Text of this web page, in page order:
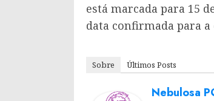
está marcada para 15
data confirmada para a
Sobre Últimos Posts
Nebulosa